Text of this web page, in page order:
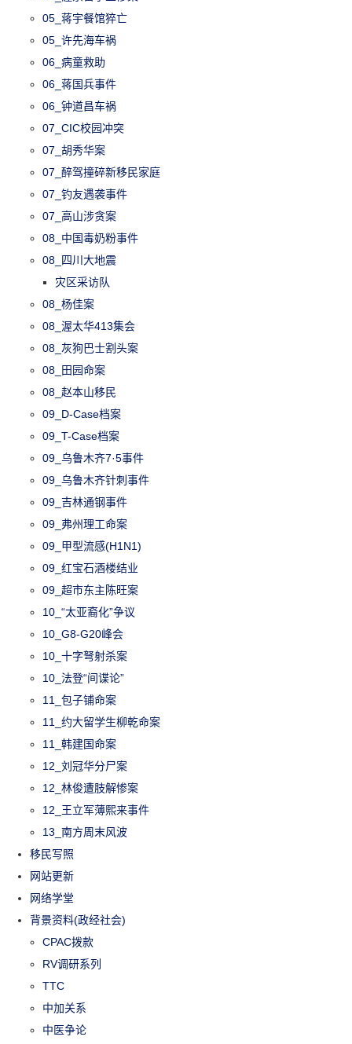
05_蒋宇餐馆猝亡
05_许先海车祸
06_病童救助
06_蒋国兵事件
06_钟道昌车祸
07_CIC校园冲突
07_胡秀华案
07_醉驾撞碎新移民家庭
07_钓友遇袭事件
07_高山涉贪案
08_中国毒奶粉事件
08_四川大地震
灾区采访队
08_杨佳案
08_渥太华413集会
08_灰狗巴士割头案
08_田园命案
08_赵本山移民
09_D-Case档案
09_T-Case档案
09_乌鲁木齐7·5事件
09_乌鲁木齐针刺事件
09_吉林通钢事件
09_弗州理工命案
09_甲型流感(H1N1)
09_红宝石酒楼结业
09_超市东主陈旺案
10_“太亚裔化”争议
10_G8-G20峰会
10_十字弩射杀案
10_法登“间谍论”
11_包子铺命案
11_约大留学生柳乾命案
11_韩建国命案
12_刘冠华分尸案
12_林俊遭肢解惨案
12_王立军薄熙来事件
13_南方周末风波
移民写照
网站更新
网络学堂
背景资料(政经社会)
CPAC拨款
RV调研系列
TTC
中加关系
中医争论